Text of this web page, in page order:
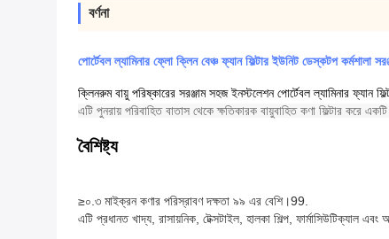
বর্ণনা
পোর্টেবল ল্যামিনার ফ্লো ক্লিন বেঞ্চ ফ্যান ফিল্টার ইউনিট ডেস্কটপ কর্মশালা
ক্লিনরুম বায়ু পরিষ্কারের সরঞ্জাম সহজ ইনস্টলেশন পোর্টেবল ল্যামিনার ফ্যান
এটি পুনরায় পরিবাহিত বাতাস থেকে ক্ষতিকারক বায়ুবাহিত কণা ফিল্টার করে
বৈশিষ্ট্য
≥০.৩ মাইক্রন কণার পরিস্রাবণ দক্ষতা ৯৯ এর বেশি।99.
এটি প্রধানত খাদ্য, রাসায়নিক, টেক্সটাইল, হালকা শিল্প, ফার্মাসিউটিক্যাল